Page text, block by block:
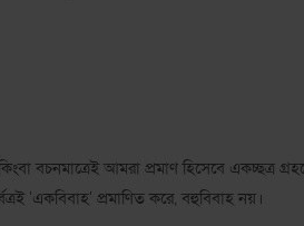
বচনমাত্রেই আমরা প্রমাণ হিসেবে একচ্ছত্র
'একবিবাহ' প্রমাণিত করে, বহুবিবাহ নয়।